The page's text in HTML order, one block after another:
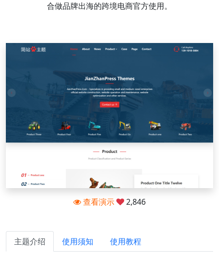
合做品牌出海的跨境电商官方使用。
查看演示 2,846
主题介绍 使用须知 使用教程